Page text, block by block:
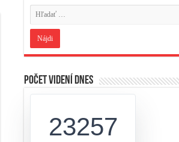
Počet videní dnes
23257